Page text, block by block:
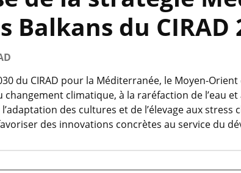
Balkans du CIRAD
du CIRAD pour la Méditerranée, le Moyen-
changement climatique, à la raréfaction de l’eau
l’adaptation des cultures et de l’élevage aux
des innovations concrètes au service du